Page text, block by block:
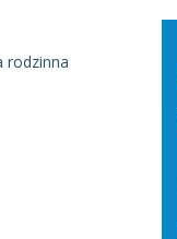
rodzinna